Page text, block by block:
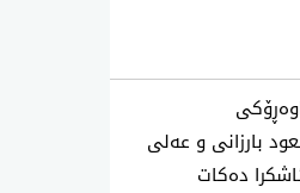
بارزانی و عەلی
دەكات